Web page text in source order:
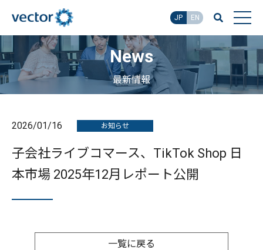
JP EN
News
最新情報
2026/01/16 お知らせ
子会社ライブコマース、TikTok Shop 日
本市場 2025年12月レポート公開
一覧に戻る